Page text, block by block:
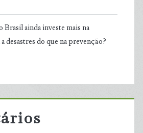
Brasil ainda investe mais na
desastres do que na prevenção?